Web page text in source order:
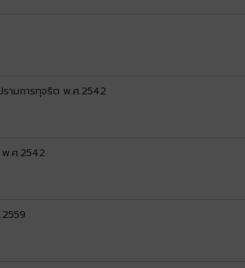
ามการทุจริต พ.ศ.2542
.ศ.2542